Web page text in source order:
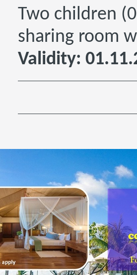
Two children
sharing room
Validity: